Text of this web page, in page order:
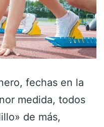
fechas en la
medida, todos
de más,